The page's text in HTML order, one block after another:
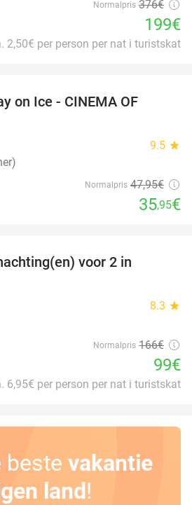
Normalpris 376€
199€
2,50€ per person per nat i turistskat
on Ice - CINEMA OF
9.5 star
Normalpris 47,95€
35,95€
voor 2 in
8.3 star
Normalpris 166€
99€
6,95€ per person per nat i turistskat
beste vakantie
land!